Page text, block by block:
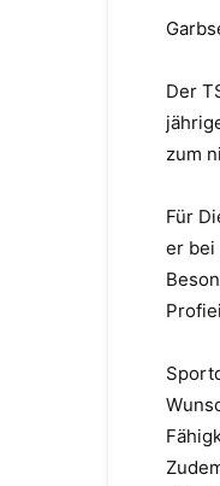
Der
zum
Für
er bei